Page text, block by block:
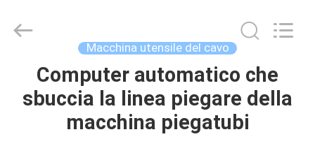
CASA
PRODOTTI
Automation
Industrial
Macchina utensile del cavo
Computer automatico che
sbuccia la linea piegare della
macchina piegatubi